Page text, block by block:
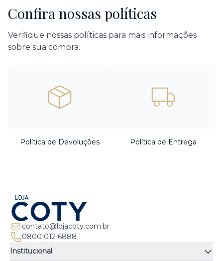
Confira nossas políticas
Verifique nossas políticas para mais informações
sobre sua compra.
Política de Devoluções Política de Entrega
contato@lojacoty.com.br
0800 012 6888
Institucional